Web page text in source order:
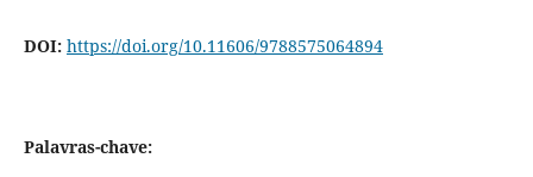
DOI: https://doi.org/10.11606/9788575064894
Palavras-chave: